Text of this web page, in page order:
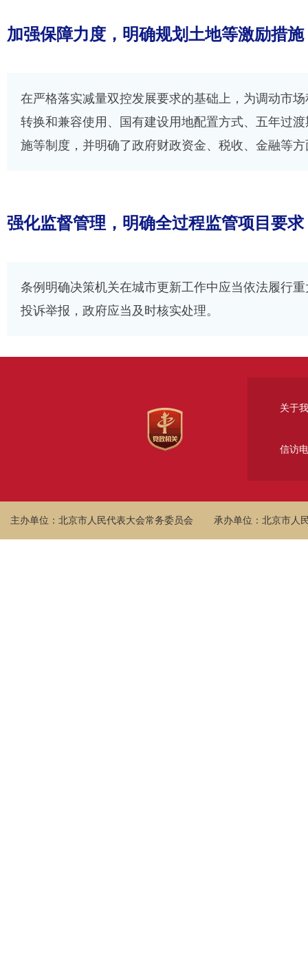
加强保障力度，明确规划土地等激励措施
在严格落实减量双控发展要求的基础上，为调动市
转换和兼容使用、国有建设用地配置方式、五年过
施等制度，并明确了政府财政资金、税收、金融等
强化监督管理，明确全过程监管项目要求
条例明确决策机关在城市更新工作中应当依法履行
投诉举报，政府应当及时核实处理。
关于
信访
主办单位：北京市人民代表大会常务委员会 承办单位：北京市人